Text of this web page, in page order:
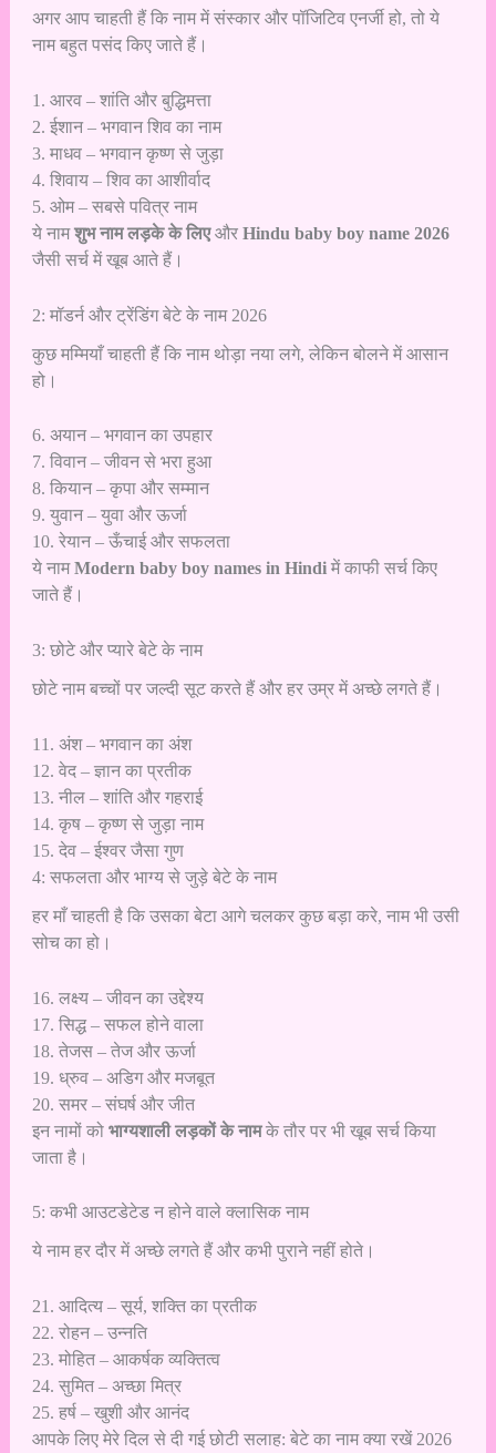
अगर आप चाहती हैं कि नाम में संस्कार और पॉजिटिव एनर्जी हो, तो ये
नाम बहुत पसंद किए जाते हैं।
1. आरव – शांति और बुद्धिमत्ता
2. ईशान – भगवान शिव का नाम
3. माधव – भगवान कृष्ण से जुड़ा
4. शिवाय – शिव का आशीर्वाद
5. ओम – सबसे पवित्र नाम
ये नामशुभ नाम लड़के के लिएऔर Hindu baby boy name 2026
जैसी सर्च में खूब आते हैं।
2: मॉडर्न और ट्रेंडिंग बेटे के नाम 2026
कुछ मम्मियाँ चाहती हैं कि नाम थोड़ा नया लगे, लेकिन बोलने में आसान
हो।
6. अयान – भगवान का उपहार
7. विवान – जीवन से भरा हुआ
8. कियान – कृपा और सम्मान
9. युवान – युवा और ऊर्जा
10. रेयान – ऊँचाई और सफलता
ये नामModern baby boy names in Hindiमें काफी सर्च किए
जाते हैं।
3: छोटे और प्यारे बेटे के नाम
छोटे नाम बच्चों पर जल्दी सूट करते हैं और हर उम्र में अच्छे लगते हैं।
11. अंश – भगवान का अंश
12. वेद – ज्ञान का प्रतीक
13. नील – शांति और गहराई
14. कृष – कृष्ण से जुड़ा नाम
15. देव – ईश्वर जैसा गुण
4: सफलता और भाग्य से जुड़े बेटे के नाम
हर माँ चाहती है कि उसका बेटा आगे चलकर कुछ बड़ा करे, नाम भी उसी
सोच का हो।
16. लक्ष्य – जीवन का उद्देश्य
17. सिद्ध – सफल होने वाला
18. तेजस – तेज और ऊर्जा
19. ध्रुव – अडिग और मजबूत
20. समर – संघर्ष और जीत
इन नामों को भाग्यशाली लड़कों के नामके तौर पर भी खूब सर्च किया
जाता है।
5: कभी आउटडेटेड न होने वाले क्लासिक नाम
ये नाम हर दौर में अच्छे लगते हैं और कभी पुराने नहीं होते।
21. आदित्य – सूर्य, शक्ति का प्रतीक
22. रोहन – उन्नति
23. मोहित – आकर्षक व्यक्तित्व
24. सुमित – अच्छा मित्र
25. हर्ष – खुशी और आनंद
आपके लिए मेरे दिल से दी गई छोटी सलाह: बेटे का नाम क्या रखें 2026